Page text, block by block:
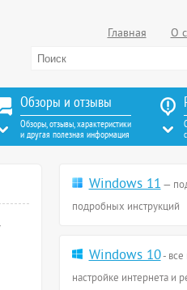
Обзоры и отзывы
Обзоры, отзывы, характеристики
и другая полезная информация
Главная О
Windows 11 —
подробных инструкций
Windows 10- все
настройке интернета и